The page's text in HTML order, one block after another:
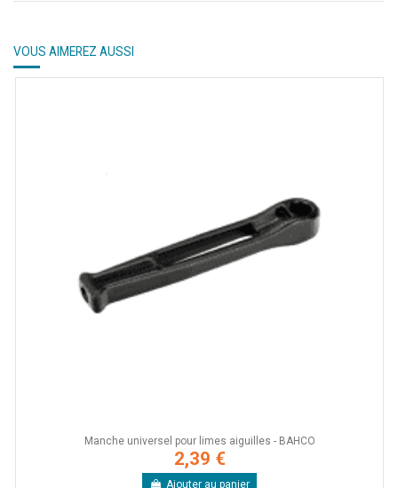
VOUS AIMEREZ AUSSI
Manche universel pour limes aiguilles - BAHCO
2,39 €
Ajouter au panier